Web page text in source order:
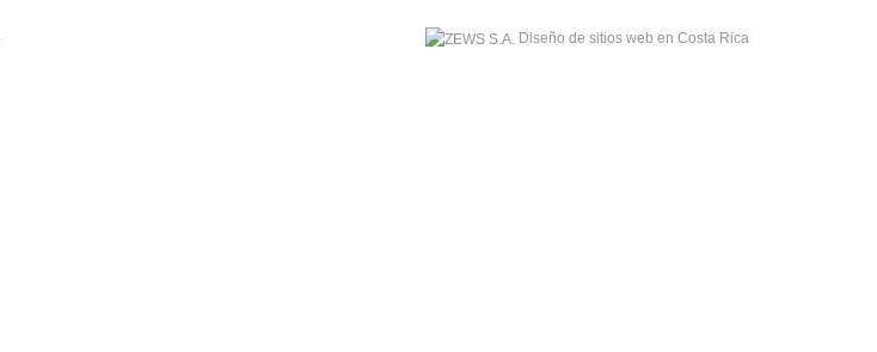
Diseño de sitios web en Costa Rica